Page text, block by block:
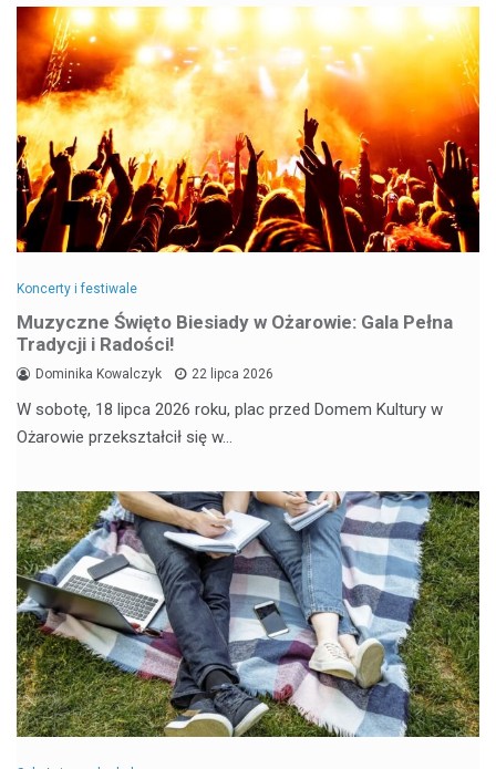
Koncerty i festiwale
Muzyczne Święto Biesiady w Ożarowie: Gala Pełna
Tradycji i Radości!
Dominika Kowalczyk 22 lipca 2026
W sobotę, 18 lipca 2026 roku, plac przed Domem Kultury w
Ożarowie przekształcił się w…